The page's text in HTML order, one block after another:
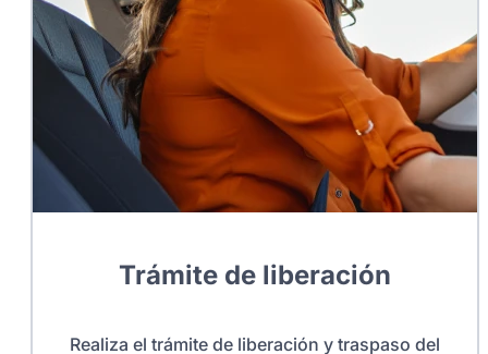
Trámite de liberación
Realiza el trámite de liberación y traspaso del